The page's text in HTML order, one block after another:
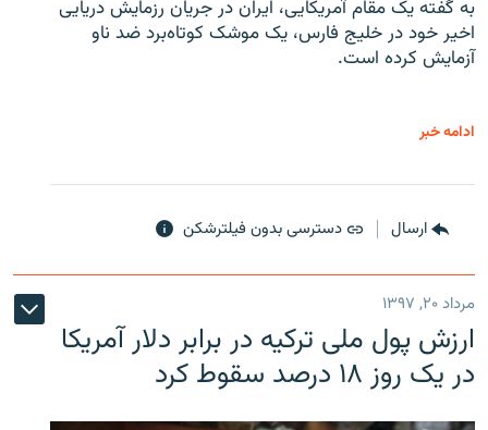
به گفته یک مقام آمریکایی، ایران در جریان رزمایش دریایی
اخیر خود در خلیج فارس، یک موشک کوتاه‌برد ضد ناو
آزمایش کرده است.
ادامه خبر
ارسال دسترسی بدون فیلترشکن
مرداد ۲۰, ۱۳۹۷
ارزش پول ملی ترکیه در برابر دلار آمریکا
در یک روز ۱۸ درصد سقوط کرد